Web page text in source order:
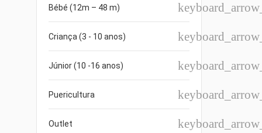
Bébé (12m – 48 m)
Criança (3 - 10 anos)
Júnior (10 -16 anos)
Puericultura
Outlet